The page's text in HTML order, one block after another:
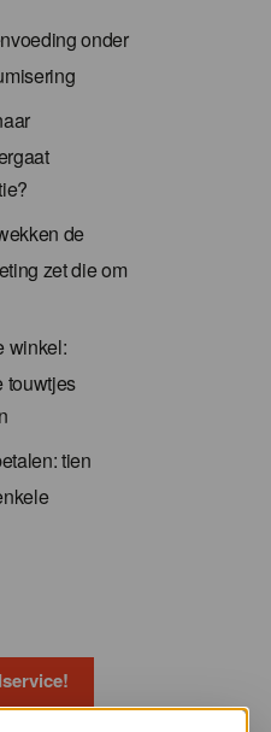
onder
de
zet die om
winkel:
touwtjes
tien